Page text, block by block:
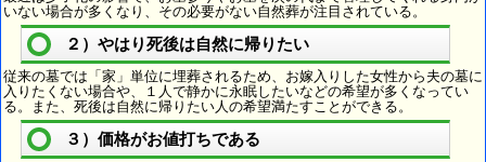
いない場合が多くなり、その必要がない自然葬が注目されている。
２）やはり死後は自然に帰りたい
従来の墓では「家」単位に埋葬されるため、お嫁入りした女性から夫の墓に
入りたくない場合や、１人で静かに永眠したいなどの希望が多くなってい
る。また、死後は自然に帰りたい人の希望満たすことができる。
３）価格がお値打ちである